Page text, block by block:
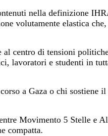
nella definizione
volutamente elastica
centro di tensioni
lavoratori e studenti in
a Gaza o chi sostiene
Movimento 5 Stelle e
compatta.